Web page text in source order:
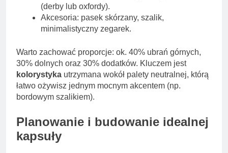
(derby lub oxfordy).
Akcesoria: pasek skórzany, szalik,
minimalistyczny zegarek.
Warto zachować proporcje: ok. 40% ubrań górnych,
30% dolnych oraz 30% dodatków. Kluczem jest
kolorystyka utrzymana wokół palety neutralnej, którą
łatwo ożywisz jednym mocnym akcentem (np.
bordowym szalikiem).
Planowanie i budowanie idealnej
kapsuły